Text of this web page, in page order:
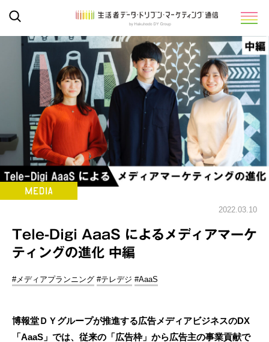
2022.03.10
Tele-Digi AaaS によるメディアマーケ
ティングの進化 中編
#メディアプランニング #テレデジ #AaaS
博報堂ＤＹグループが推進する広告メディアビジネスのDX
「AaaS」では、従来の「広告枠」から広告主の事業貢献で